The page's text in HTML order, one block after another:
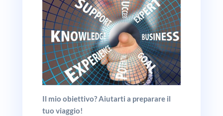
Il mio obiettivo? Aiutarti a preparare il
tuo viaggio!